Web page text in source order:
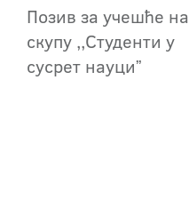
Позив за учешће на
скупу ,,Студенти у
сусрет науциˮ